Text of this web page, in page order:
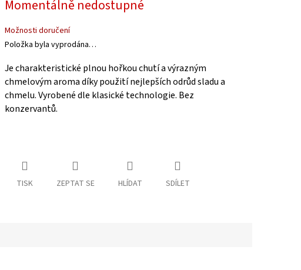
Momentálně nedostupné
Možnosti doručení
Položka byla vyprodána…
Je charakteristické plnou hořkou chutí a výrazným
chmelovým aroma díky použití nejlepších odrůd sladu a
chmelu. Vyrobené dle klasické technologie. Bez
konzervantů.
TISK ZEPTAT SE HLÍDAT SDÍLET